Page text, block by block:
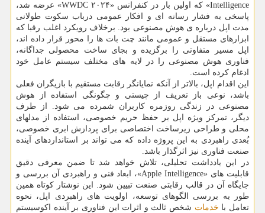
Intelligence» که اولین بار در کنفرانس «WWDC ۲۰۲۴» عرضه شد،
پاسخی به فشار رسانه ای و افکار عمومی درباب سکوت طولانی
مدت اپل درباره ی هوش مصنوعی بود. برخلاف رویکرد اغلب رقبا که
ابزارهای مستقل و عمومی مانند چت بات ها را محور قرار داده اند،
اپل مسیر متفاوتی را برگزیده و بجای ساخت محصولی جداگانه،
فناوری هوش مصنوعی را در لایه های مختلف سیستم عامل خود
ادغام کرده است.
این اقدام اپل، بالاتر از آنکه نمایانگر رقابت مستقیم با بازیگران فعلی
باشد، نوعی باز تعریف از چیستی و چگونگی استفاده از هوش
مصنوعی در زندگی روزمره کاربران شمرده می شود. از طرف
دیگر، تمرکز ویژه اپل بر حفظ حریم خصوصی، استفاده از مدلهای
محلی و طراحی زیرساخت اختصاصی برای پردازش ابری خصوصی،
بُعدی راهبردی به این پروژه داده که می تواند بر استانداردهای آینده
صنعت فناوری نیز اثرگذار باشد.
در این یادداشت تحلیلی، تلاش خواهد شد تا ضمن معرفی دقیق
قابلیت های «Apple Intelligence»، ابعاد فنی و راهبردی آن بررسی و
جایگاه آن در قالب رقابتی صنعت تبیین شود. این نوشتار کوتاه همین
طور به بررسی الگوهای توسعه، اولویت های راهبردی اپل، نحوه
تعامل با خدمات شخص ثالث و اثرات این فناوری بر آینده اکوسیستم